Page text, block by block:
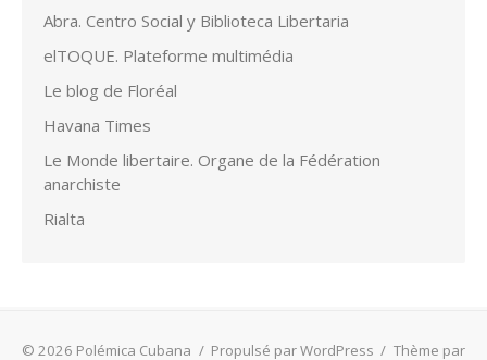
Abra. Centro Social y Biblioteca Libertaria
elTOQUE. Plateforme multimédia
Le blog de Floréal
Havana Times
Le Monde libertaire. Organe de la Fédération
anarchiste
Rialta
© 2026 Polémica Cubana / Propulsé par WordPress / Thème par